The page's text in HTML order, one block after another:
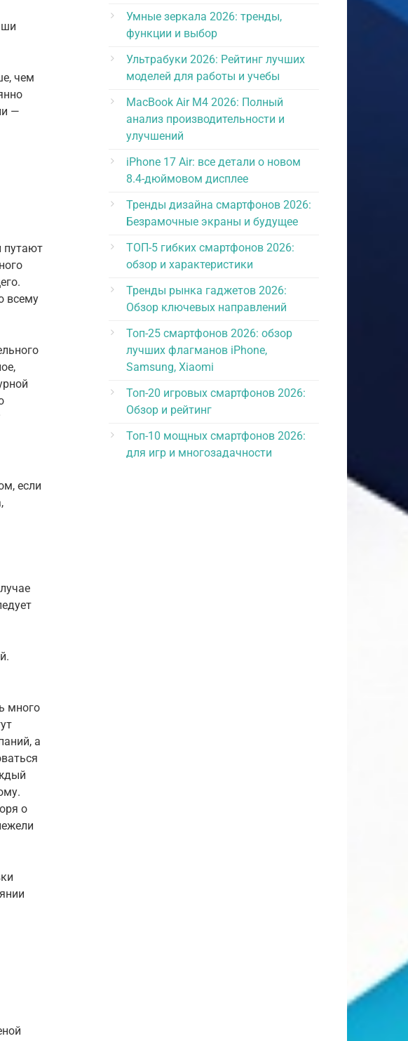
чем
—
путают
всему
если
много
а
о
Умные зеркала 2026: тренды,
функции и выбор
Ультрабуки 2026: Рейтинг лучших
моделей для работы и учебы
MacBook Air M4 2026: Полный
анализ производительности и
улучшений
iPhone 17 Air: все детали о новом
8.4-дюймовом дисплее
Тренды дизайна смартфонов 2026:
Безрамочные экраны и будущее
ТОП-5 гибких смартфонов 2026:
обзор и характеристики
Тренды рынка гаджетов 2026:
Обзор ключевых направлений
Топ-25 смартфонов 2026: обзор
лучших флагманов iPhone,
Samsung, Xiaomi
Топ-20 игровых смартфонов 2026:
Обзор и рейтинг
Топ-10 мощных смартфонов 2026:
для игр и многозадачности